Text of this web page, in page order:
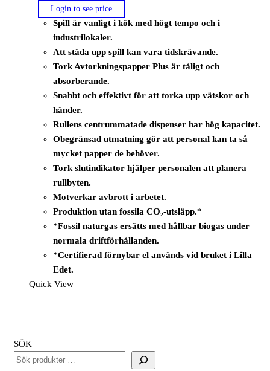
Login to see price
Spill är vanligt i kök med högt tempo och i
industrilokaler.
Att städa upp spill kan vara tidskrävande.
Tork Avtorkningspapper Plus är tåligt och
absorberande.
Snabbt och effektivt för att torka upp vätskor och
händer.
Rullens centrummatade dispenser har hög kapacitet.
Obegränsad utmatning gör att personal kan ta så
mycket papper de behöver.
Tork slutindikator hjälper personalen att planera
rullbyten.
Motverkar avbrott i arbetet.
Produktion utan fossila CO₂-utsläpp.*
*Fossil naturgas ersätts med hållbar biogas under
normala driftförhållanden.
*Certifierad förnybar el används vid bruket i Lilla
Edet.
Quick View
SÖK